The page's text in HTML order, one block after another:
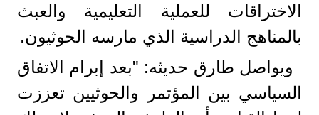
الاختراقات للعملية التعليمية والعبث
بالمناهج الدراسية الذي مارسه الحوثيون.
ويواصل طارق حديثه: "بعد إبرام الاتفاق
السياسي بين المؤتمر والحوثيين تعززت